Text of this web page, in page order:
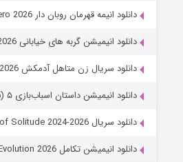
دانلود انیمه قهرمان روبان دار The Ribbon Hero 2026
دانلود انیمیشن گربه های خیابانی Alley Cats 2026
دانلود سریال زن متاهل آدمکش A Bona Fide Killer 2026
دانلود انیمیشن داستان اسباب‌بازی ۵ Toy Story 5 (2026)
دانلود سریال One Hundred Years of Solitude 2024-2026
دانلود انیمیشن تکامل Evolution 2026